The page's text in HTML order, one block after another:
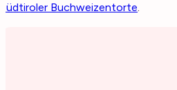
Südtiroler Buchweizentorte.